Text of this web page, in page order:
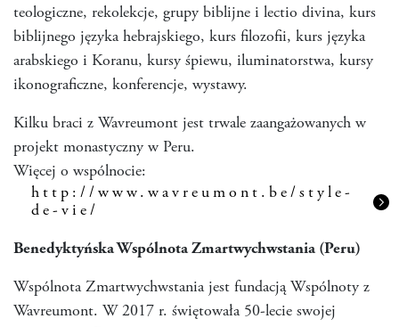
teologiczne, rekolekcje, grupy biblijne i lectio divina, kurs
biblijnego języka hebrajskiego, kurs filozofii, kurs języka
arabskiego i Koranu, kursy śpiewu, iluminatorstwa, kursy
ikonograficzne, konferencje, wystawy.
Kilku braci z Wavreumont jest trwale zaangażowanych w
projekt monastyczny w Peru.
Więcej o wspólnocie:
http://www.wavreumont.be/style-
de-vie/
Benedyktyńska Wspólnota Zmartwychwstania (Peru)
Wspólnota Zmartwychwstania jest fundacją Wspólnoty z
Wavreumont. W 2017 r. świętowała 50-lecie swojej